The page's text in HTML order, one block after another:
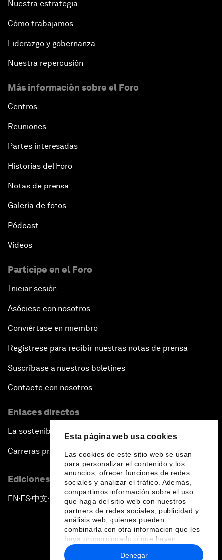
Esta página web usa cookies
Las cookies de este sitio web se usan
para personalizar el contenido y los
anuncios, ofrecer funciones de redes
sociales y analizar el tráfico. Además,
compartimos información sobre el uso
que haga del sitio web con nuestros
partners de redes sociales, publicidad y
análisis web, quienes pueden
combinarla con otra información que les
haya proporcionado o que hayan
recopilado a partir del uso que haya
hecho de sus servicios.
Denegar
Nuestra estrategia
Cómo trabajamos
Liderazgo y gobernanza
Nuestra repercusión
Más información sobre el Foro
Centros
Reuniones
Partes interesadas
Historias del Foro
Notas de prensa
Galería de fotos
Pódcast
Vídeos
Participe en el Foro
Iniciar sesión
Asóciese con nosotros
Conviértase en miembro
Regístrese para recibir nuestras notas de prensa
Suscríbase a nuestros boletines
Contacte con nosotros
Enlaces directos
La sostenibilidad en el Foro
Carreras profesionales
Ediciones en otros idiomas
EN ▪ES▪中文▪ 日本語